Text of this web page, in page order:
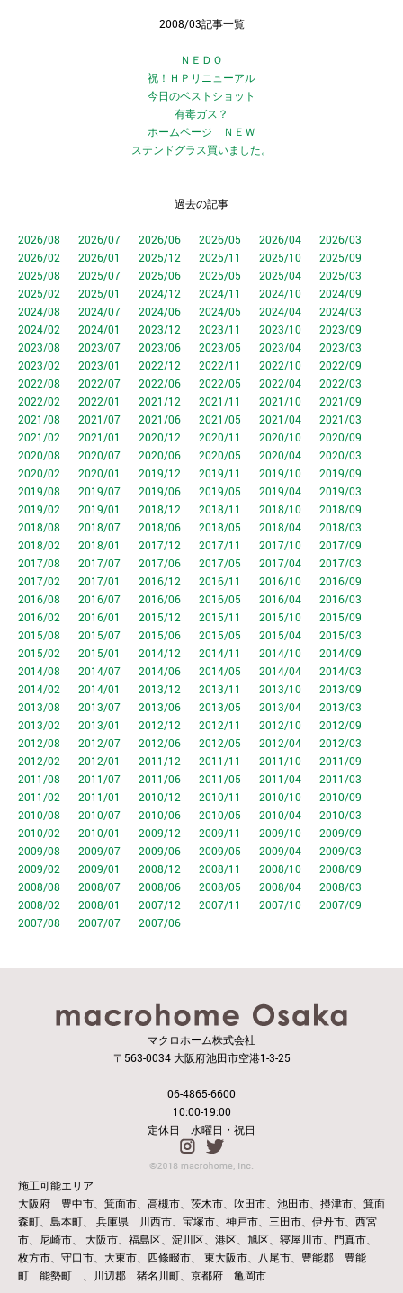
2008/03記事一覧
ＮＥＤＯ
祝！ＨＰリニューアル
今日のベストショット
有毒ガス？
ホームページ ＮＥＷ
ステンドグラス買いました。
過去の記事
2026/08 2026/07 2026/06 2026/05 2026/04
2026/03
2026/02
2026/01 2025/12 2025/11 2025/10
2025/09
2025/08
2025/07 2025/06 2025/05 2025/04
2025/03
2025/02
2025/01 2024/12 2024/11 2024/10
2024/09
2024/08
2024/07 2024/06 2024/05 2024/04
2024/03
2024/02
2024/01 2023/12 2023/11 2023/10
2023/09
2023/08
2023/07 2023/06 2023/05 2023/04
2023/03
2023/02
2023/01 2022/12 2022/11 2022/10
2022/09
2022/08
2022/07 2022/06 2022/05 2022/04
2022/03
2022/02
2022/01 2021/12 2021/11 2021/10
2021/09
2021/08
2021/07 2021/06 2021/05 2021/04
2021/03
2021/02
2021/01 2020/12 2020/11 2020/10
2020/09
2020/08
2020/07 2020/06 2020/05 2020/04
2020/03
2020/02
2020/01 2019/12 2019/11 2019/10
2019/09
2019/08
2019/07 2019/06 2019/05 2019/04
2019/03
2019/02
2019/01 2018/12 2018/11 2018/10
2018/09
2018/08
2018/07 2018/06 2018/05 2018/04
2018/03
2018/02
2018/01 2017/12 2017/11 2017/10
2017/09
2017/08
2017/07 2017/06 2017/05 2017/04
2017/03
2017/02
2017/01 2016/12 2016/11 2016/10
2016/09
2016/08
2016/07 2016/06 2016/05 2016/04
2016/03
2016/02
2016/01 2015/12 2015/11 2015/10
2015/09
2015/08
2015/07 2015/06 2015/05 2015/04
2015/03
2015/02
2015/01 2014/12 2014/11 2014/10
2014/09
2014/08
2014/07 2014/06 2014/05 2014/04
2014/03
2014/02
2014/01 2013/12 2013/11 2013/10
2013/09
2013/08
2013/07 2013/06 2013/05 2013/04
2013/03
2013/02
2013/01 2012/12 2012/11 2012/10
2012/09
2012/08
2012/07 2012/06 2012/05 2012/04
2012/03
2012/02
2012/01 2011/12 2011/11 2011/10
2011/09
2011/08
2011/07 2011/06 2011/05 2011/04
2011/03
2011/02
2011/01 2010/12 2010/11 2010/10
2010/09
2010/08
2010/07 2010/06 2010/05 2010/04
2010/03
2010/02
2010/01 2009/12 2009/11 2009/10
2009/09
2009/08
2009/07 2009/06 2009/05 2009/04
2009/03
2009/02
2009/01 2008/12 2008/11 2008/10
2008/09
2008/08
2008/07 2008/06 2008/05 2008/04
2008/03
2008/02
2008/01 2007/12 2007/11 2007/10
2007/09
2007/08
2007/07 2007/06
マクロホーム株式会社
〒563-0034 大阪府池田市空港1-3-25
06-4865-6600
10:00-19:00
定休日 水曜日・祝日
施工可能エリア
大阪府 豊中市、箕面市、高槻市、茨木市、吹田市、池田市、摂津市、箕面
森町、島本町、
兵庫県 川西市、宝塚市、神戸市、三田市、伊丹市、西宮
市、尼崎市、
大阪市、福島区、淀川区、港区、旭区、寝屋川市、門真市、
枚方市、守口市、大東市、四條畷市、
東大阪市、八尾市、豊能郡 豊能
町 能勢町 、川辺郡 猪名川町、京都府 亀岡市